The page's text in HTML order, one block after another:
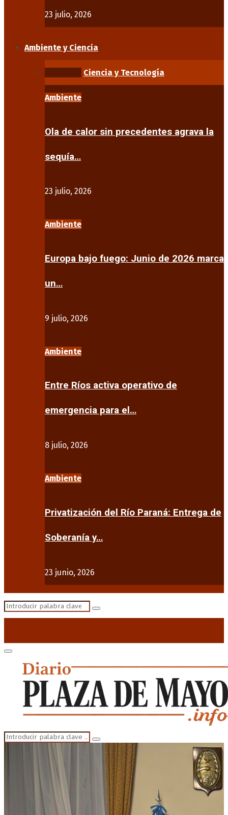
23 julio, 2026
Ambiente y Ciencia
Ciencia y Tecnología
Ambiente
Ola de calor sin precedentes agrava la
sequía…
23 julio, 2026
Ambiente
Europa bajo fuego: Junio de 2026 marca
un…
9 julio, 2026
Ambiente
Entre Ríos activa operativo de
emergencia para el…
8 julio, 2026
Ambiente
Privatización del Río Paraná: Entrega de
Soberanía y…
23 junio, 2026
Search
Search
Primary
Menu
Search
for:
Search